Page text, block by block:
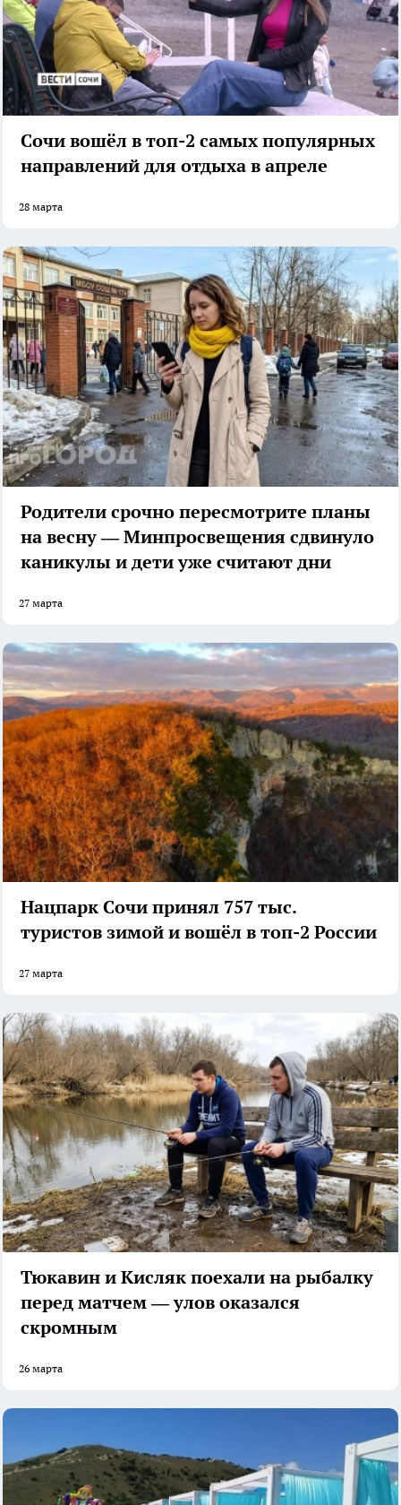
Сочи вошёл в топ-2 самых популярных
направлений для отдыха в апреле
28 марта
Родители срочно пересмотрите планы
на весну — Минпросвещения сдвинуло
каникулы и дети уже считают дни
27 марта
Нацпарк Сочи принял 757 тыс.
туристов зимой и вошёл в топ-2 России
27 марта
Тюкавин и Кисляк поехали на рыбалку
перед матчем — улов оказался
скромным
26 марта